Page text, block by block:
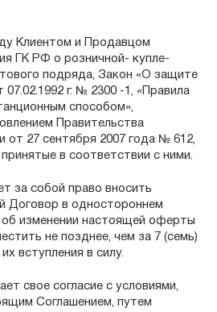
Клиентом и Продавцом
ГК РФ о розничной- купле-
подряда, Закон «О защите
г. № 2300 -1, «Правила
способом»,
Правительства
от 27 сентября 2007 года № 612,
в соответствии с ними.
за собой право вносить
Договор в одностороннем
изменении настоящей оферты
не позднее, чем за 7 (семь)
вступления в силу.
свое согласие с условиями,
Соглашением, путем